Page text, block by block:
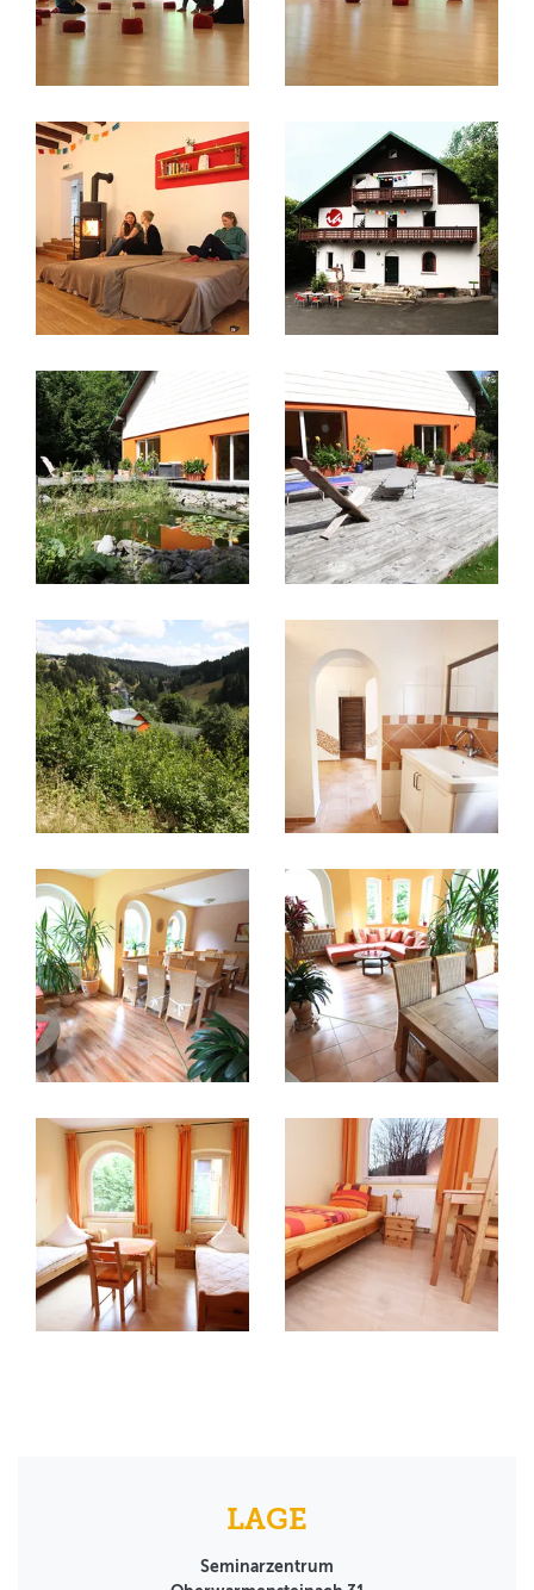
LAGE
Seminarzentrum